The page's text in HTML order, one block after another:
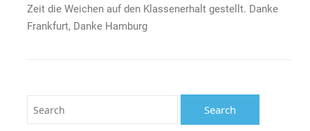
Zeit die Weichen auf den Klassenerhalt gestellt. Danke
Frankfurt, Danke Hamburg